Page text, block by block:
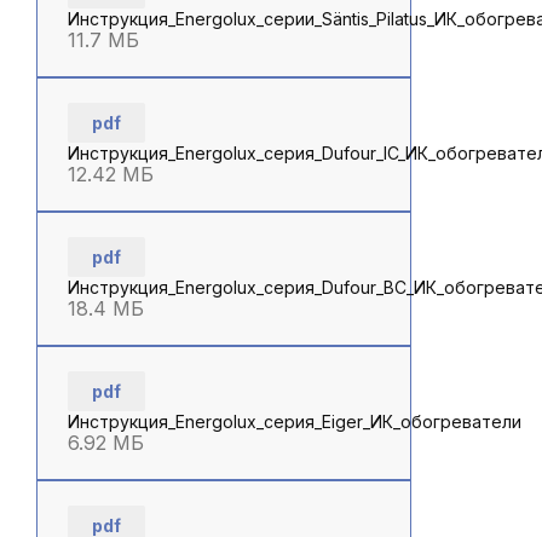
11.7 МБ
pdf
12.42 МБ
pdf
18.4 МБ
pdf
Инструкция_Energolux_серия_Eiger_ИК_обогреватели
6.92 МБ
pdf